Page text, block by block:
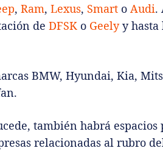
, Ram, Lexus, Smart o Audi.
de DFSK o Geelyy hasta
BMW, Hyundai, Kia,
también habrá
relacionadas al rubro